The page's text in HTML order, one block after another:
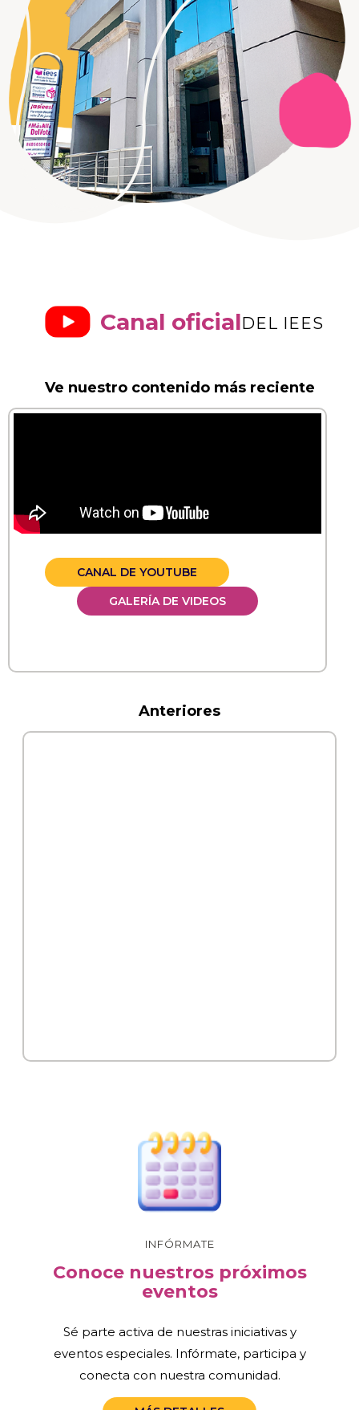
Canal oficialDEL IEES
Ve nuestro contenido más reciente
CANAL DE YOUTUBE
GALERÍA DE VIDEOS
Anteriores
INFÓRMATE
Conoce nuestros próximos
eventos
Sé parte activa de nuestras iniciativas y
eventos especiales. Infórmate, participa y
conecta con nuestra comunidad.